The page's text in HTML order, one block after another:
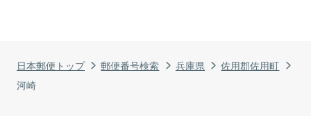
日本郵便トップ 郵便番号検索 兵庫県
佐用郡佐用町
河崎